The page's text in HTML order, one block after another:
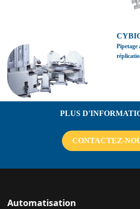
Pipetage
PLUS
CONTACTEZ-
Automatisation